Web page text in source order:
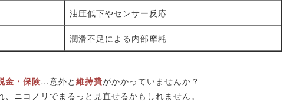
油圧低下やセンサー反応
潤滑不足による内部摩耗
金・保険…意外と 維持費がかかっていませんか？
、ニコノリでまるっと見直せるかもしれません。